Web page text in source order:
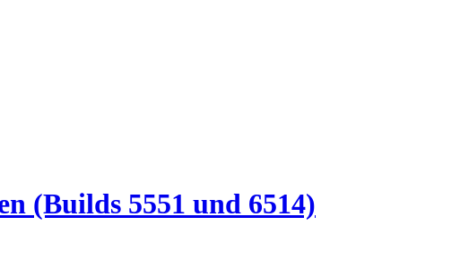
(Builds 5551 und 6514)